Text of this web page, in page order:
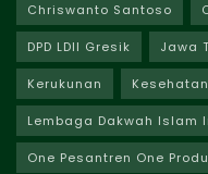
Chriswanto Santoso
DPD LDII Gresik Jawa
Kerukunan Kesehatan
Lembaga Dakwah Islam
One Pesantren One